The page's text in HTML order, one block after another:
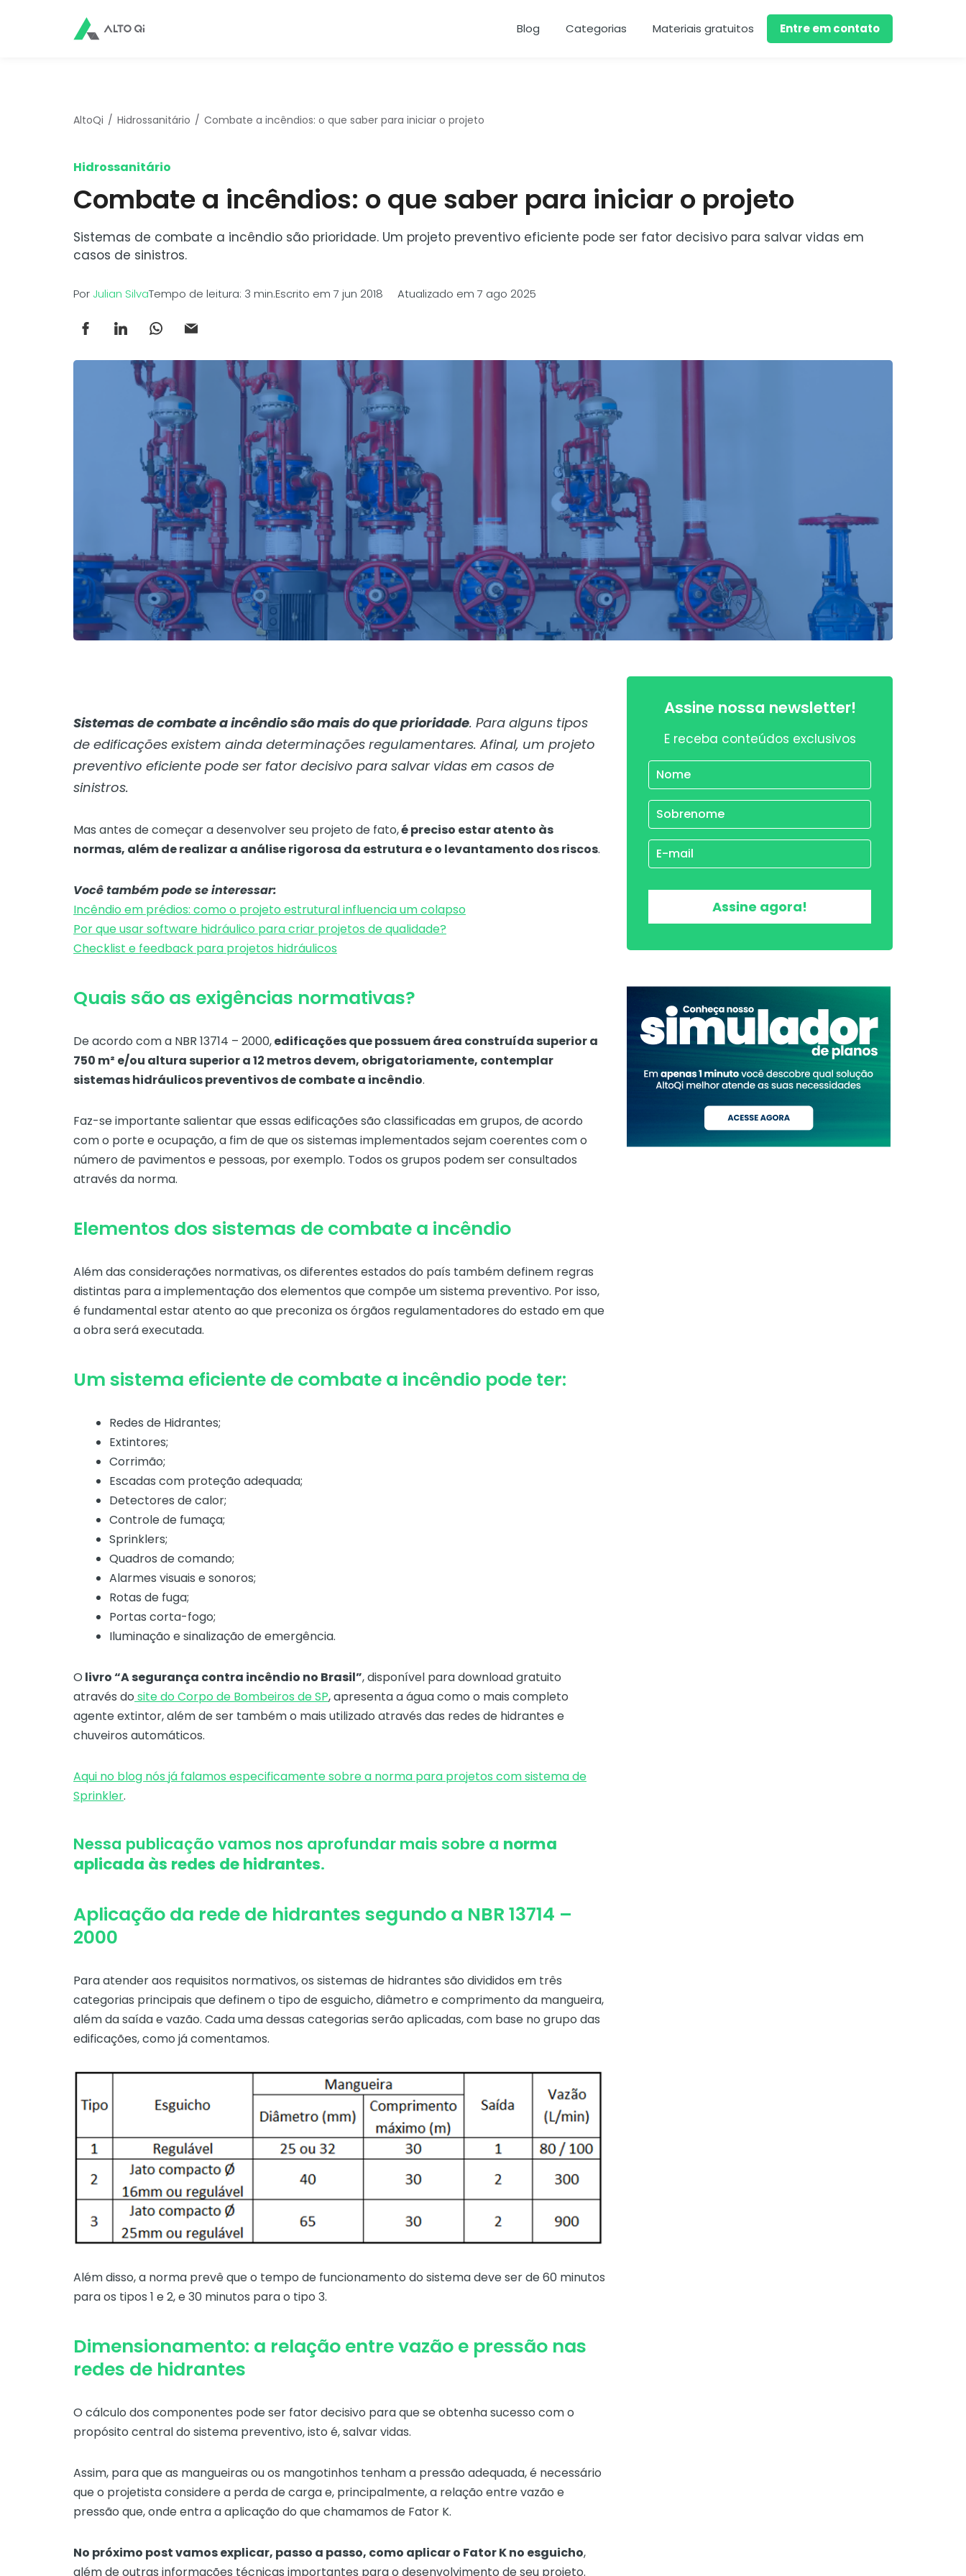
Blog Categorias Materiais gratuitos Entre em contato
AltoQi Hidrossanitário Combate a incêndios: o que saber para iniciar o projeto
Hidrossanitário
Combate a incêndios: o que saber para iniciar o projeto
Sistemas de combate a incêndio são prioridade. Um projeto preventivo eficiente pode ser fator decisivo para salvar vidas em
casos de sinistros.
Por Julian SilvaTempo de leitura: 3 min.Escrito em 7 jun 2018 Atualizado em 7 ago 2025
Sistemas de combate a incêndio são mais do que prioridade. Para alguns tipos
de edificações existem ainda determinações regulamentares. Afinal, um projeto
preventivo eficiente pode ser fator decisivo para salvar vidas em casos de
sinistros.
Mas antes de começar a desenvolver seu projeto de fato,é preciso estar atento às
normas, além de realizar a análise rigorosa da estrutura e o levantamento dos riscos.
Você também pode se interessar:
Incêndio em prédios: como o projeto estrutural influencia um colapso
Por que usar software hidráulico para criar projetos de qualidade?
Checklist e feedback para projetos hidráulicos
Quais são as exigências normativas?
De acordo com a NBR 13714 – 2000,edificações que possuem área construída superior a
750 m² e/ou altura superior a 12 metros devem, obrigatoriamente, contemplar
sistemas hidráulicos preventivos de combate a incêndio.
Faz-se importante salientar que essas edificações são classificadas em grupos, de acordo
com o porte e ocupação, a fim de que os sistemas implementados sejam coerentes com o
número de pavimentos e pessoas, por exemplo. Todos os grupos podem ser consultados
através da norma.
Elementos dos sistemas de combate a incêndio
Além das considerações normativas, os diferentes estados do país também definem regras
distintas para a implementação dos elementos que compõe um sistema preventivo. Por isso,
é fundamental estar atento ao que preconiza os órgãos regulamentadores do estado em que
a obra será executada.
Um sistema eficiente de combate a incêndio pode ter:
Redes de Hidrantes;
Extintores;
Corrimão;
Escadas com proteção adequada;
Detectores de calor;
Controle de fumaça;
Sprinklers;
Quadros de comando;
Alarmes visuais e sonoros;
Rotas de fuga;
Portas corta-fogo;
Iluminação e sinalização de emergência.
O livro “A segurança contra incêndio no Brasil”, disponível para download gratuito
através do site do Corpo de Bombeiros de SP, apresenta a água como o mais completo
agente extintor, além de ser também o mais utilizado através das redes de hidrantes e
chuveiros automáticos.
Aqui no blog nós já falamos especificamente sobre a norma para projetos com sistema de
Sprinkler.
Nessa publicação vamos nos aprofundar mais sobre a norma
aplicada às redes de hidrantes.
Aplicação da rede de hidrantes segundo a NBR 13714 –
2000
Para atender aos requisitos normativos, os sistemas de hidrantes são divididos em três
categorias principais que definem o tipo de esguicho, diâmetro e comprimento da mangueira,
além da saída e vazão. Cada uma dessas categorias serão aplicadas, com base no grupo das
edificações, como já comentamos.
Além disso, a norma prevê que o tempo de funcionamento do sistema deve ser de 60 minutos
para os tipos 1 e 2, e 30 minutos para o tipo 3.
Dimensionamento: a relação entre vazão e pressão nas
redes de hidrantes
O cálculo dos componentes pode ser fator decisivo para que se obtenha sucesso com o
propósito central do sistema preventivo, isto é, salvar vidas.
Assim, para que as mangueiras ou os mangotinhos tenham a pressão adequada, é necessário
que o projetista considere a perda de carga e, principalmente, a relação entre vazão e
pressão que, onde entra a aplicação do que chamamos de Fator K.
No próximo post vamos explicar, passo a passo, como aplicar o Fator K no esguicho,
além de outras informações técnicas importantes para o desenvolvimento de seu projeto.
Assine nossa newsletter!
E receba conteúdos exclusivos